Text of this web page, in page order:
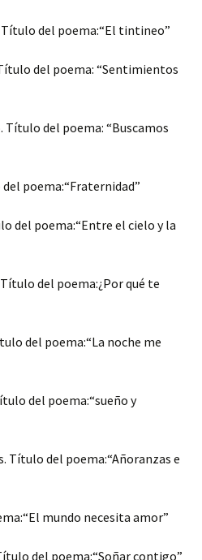
Título del poema:“El tintineo”
del poema: “Sentimientos
Título del poema: “Buscamos
poema:“Fraternidad”
del poema:“Entre el cielo y la
del poema:¿Por qué te
del poema:“La noche me
del poema:“sueño y
Título del poema:“Añoranzas e
mundo necesita amor”
del poema:“Soñar contigo”